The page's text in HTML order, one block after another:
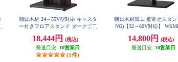
朝日木材 24～55V型対応 キャスタ
ー付きフロアスタンド ダークブラ
18,444円
(税込)
発送目安: 10営業日
(1件)
朝日木材加工 壁寄せスタン
NG)【32～60V対応】
14,800円
(税込)
発送目安: 10営業日